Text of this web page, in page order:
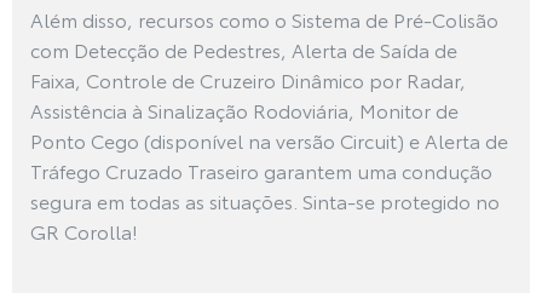
Além disso, recursos como o Sistema de Pré-Colisão
com Detecção de Pedestres, Alerta de Saída de
Faixa, Controle de Cruzeiro Dinâmico por Radar,
Assistência à Sinalização Rodoviária, Monitor de
Ponto Cego (disponível na versão Circuit) e Alerta de
Tráfego Cruzado Traseiro garantem uma condução
segura em todas as situações. Sinta-se protegido no
GR Corolla!